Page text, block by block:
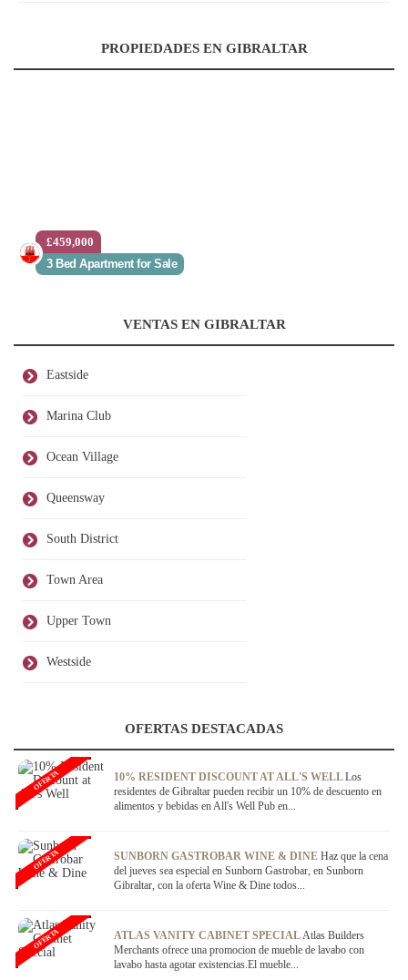
PROPIEDADES EN GIBRALTAR
£459,000
3 Bed Apartment for Sale
VENTAS EN GIBRALTAR
Eastside
Marina Club
Ocean Village
Queensway
South District
Town Area
Upper Town
Westside
OFERTAS DESTACADAS
10% RESIDENT DISCOUNT AT ALL'S WELLLos
residentes de Gibraltar pueden recibir un 10% de descuento en
alimentos y bebidas en All's Well Pub en...
OFERTA
SUNBORN GASTROBAR WINE & DINE Haz que la cena
del jueves sea especial en Sunborn Gastrobar, en Sunborn
Gibraltar, con la oferta Wine & Dine todos...
OFERTA
ATLAS VANITY CABINET SPECIALAtlas Builders
Merchants ofrece una promocion de mueble de lavabo con
lavabo hasta agotar existencias.El mueble...
OFERTA